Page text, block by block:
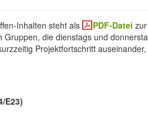
Inhalten steht als PDF-Datei
die dienstags und
Projektfortschritt
E23)